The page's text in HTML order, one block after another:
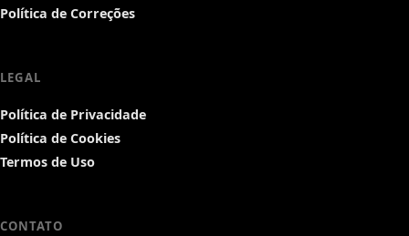
Política de Correções
LEGAL
Política de Privacidade
Política de Cookies
Termos de Uso
CONTATO